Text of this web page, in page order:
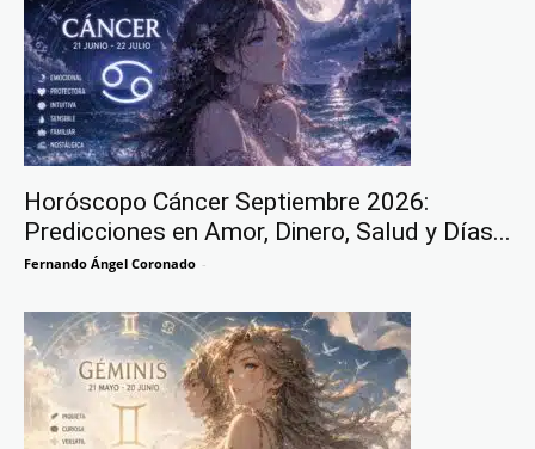
Horóscopo Cáncer Septiembre 2026:
Predicciones en Amor, Dinero, Salud y Días...
Fernando Ángel Coronado -